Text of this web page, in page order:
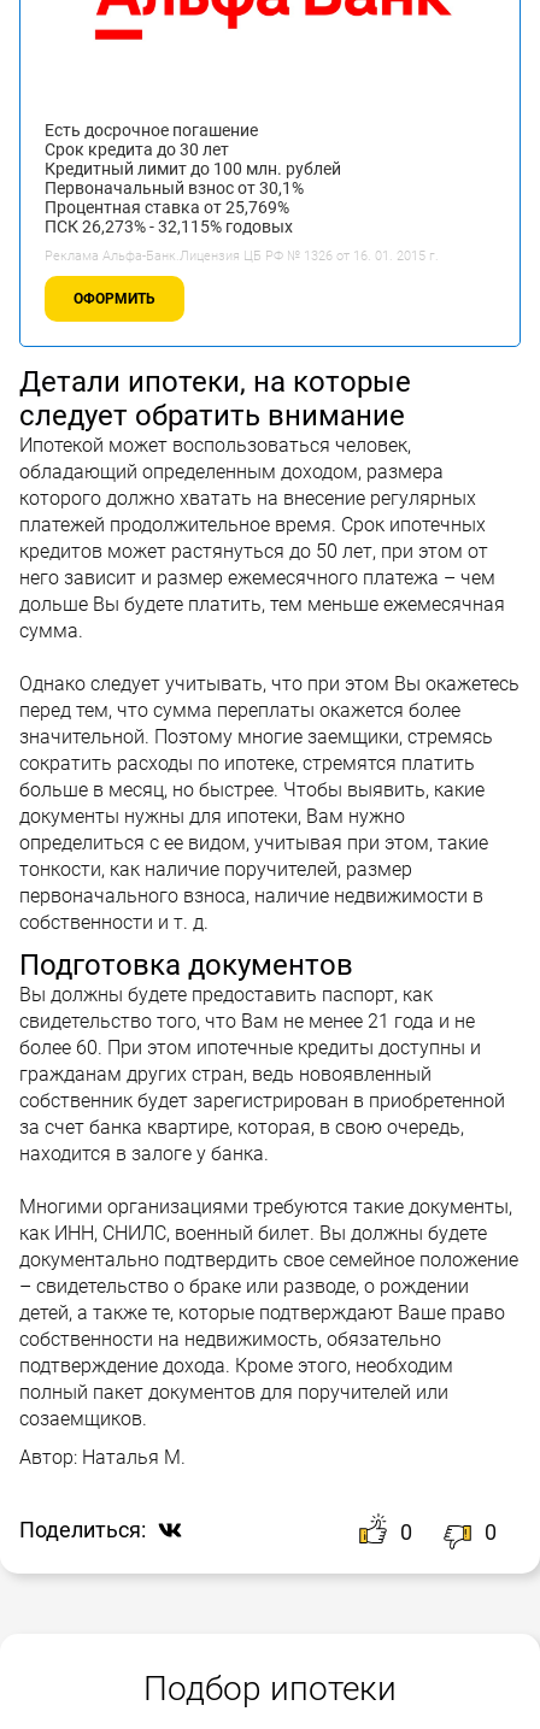
Есть досрочное погашение
Срок кредита до 30 лет
Кредитный лимит до 100 млн. рублей
Первоначальный взнос от 30,1%
Процентная ставка от 25,769%
ПСК 26,273% - 32,115% годовых
Реклама Альфа-Банк.Лицензия ЦБ РФ № 1326 от 16. 01. 2015 г.
ОФОРМИТЬ
Детали ипотеки, на которые
следует обратить внимание
Ипотекой может воспользоваться человек,
обладающий определенным доходом, размера
которого должно хватать на внесение регулярных
платежей продолжительное время. Срок ипотечных
кредитов может растянуться до 50 лет, при этом от
него зависит и размер ежемесячного платежа – чем
дольше Вы будете платить, тем меньше ежемесячная
сумма.
Однако следует учитывать, что при этом Вы окажетесь
перед тем, что сумма переплаты окажется более
значительной. Поэтому многие заемщики, стремясь
сократить расходы по ипотеке, стремятся платить
больше в месяц, но быстрее. Чтобы выявить, какие
документы нужны для ипотеки, Вам нужно
определиться с ее видом, учитывая при этом, такие
тонкости, как наличие поручителей, размер
первоначального взноса, наличие недвижимости в
собственности и т. д.
Подготовка документов
Вы должны будете предоставить паспорт, как
свидетельство того, что Вам не менее 21 года и не
более 60. При этом ипотечные кредиты доступны и
гражданам других стран, ведь новоявленный
собственник будет зарегистрирован в приобретенной
за счет банка квартире, которая, в свою очередь,
находится в залоге у банка.
Многими организациями требуются такие документы,
как ИНН, СНИЛС, военный билет. Вы должны будете
документально подтвердить свое семейное положение
– свидетельство о браке или разводе, о рождении
детей, а также те, которые подтверждают Ваше право
собственности на недвижимость, обязательно
подтверждение дохода. Кроме этого, необходим
полный пакет документов для поручителей или
созаемщиков.
Автор: Наталья М.
Поделиться: 0 0
Подбор ипотеки